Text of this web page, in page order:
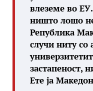
влеземе во
ништо лошо
Република
случи ниту со
застапеност,
Ете ја